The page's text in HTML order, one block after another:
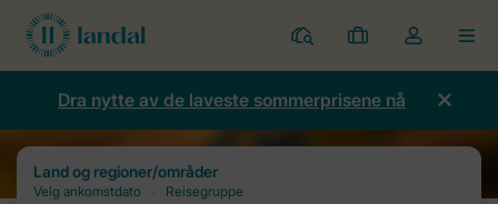
Parker
Mine
bestillinger
Toggle
the
my
dropdown
Dra nytte av de laveste sommerprisene nå